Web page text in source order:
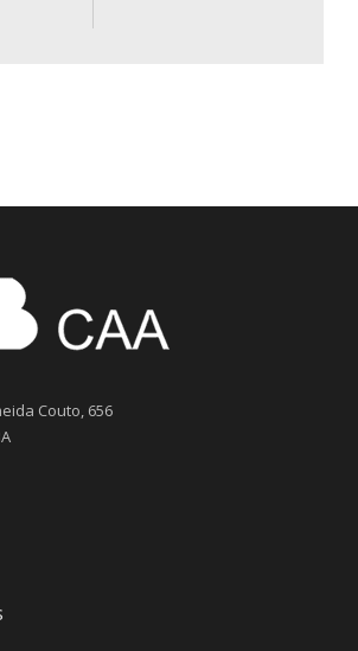
Couto, 656